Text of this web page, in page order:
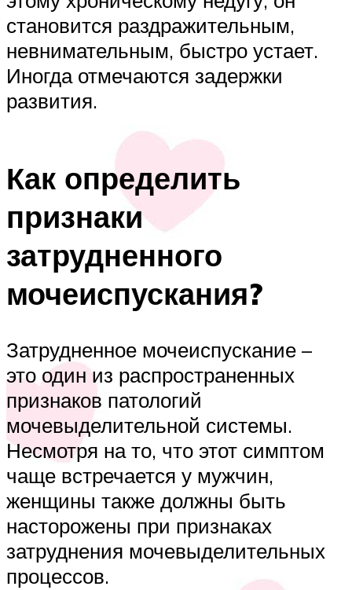
становится раздражительным,
невнимательным, быстро устает.
Иногда отмечаются задержки
развития.
Как определить
признаки
затрудненного
мочеиспускания?
Затрудненное мочеиспускание –
это один из распространенных
признаков патологий
мочевыделительной системы.
Несмотря на то, что этот симптом
чаще встречается у мужчин,
женщины также должны быть
насторожены при признаках
затруднения мочевыделительных
процессов.